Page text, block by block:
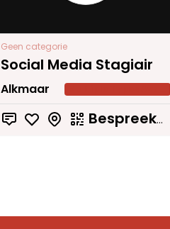
Geen categorie
Social Media Stagiair
Alkmaar
Bespreekbaar